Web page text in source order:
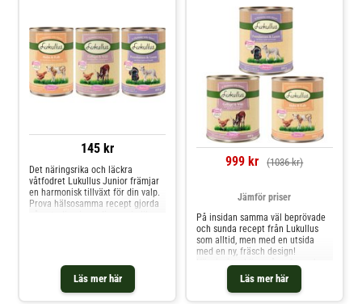
145 kr
Läs mer här
Det näringsrika och läckra
våtfodret Lukullus Junior främjar
en harmonisk tillväxt för din valp.
Prova hälsosamma recept gjorda
999 kr (1036 kr)
Läs mer här
Jämför priser
På insidan samma väl beprövade
och sunda recept från Lukullus
som alltid, men med en utsida
med en ny, fräsch design!
Hänvisning: I övergångsfasen kan
beställningarna består av
produkter med både den gamla
och nya designen. Lukullus